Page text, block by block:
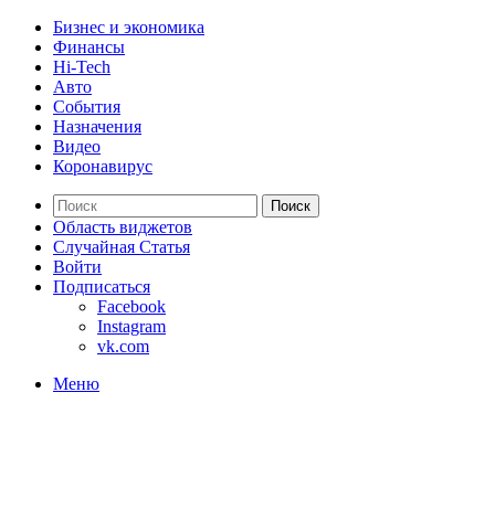
Бизнес и экономика
Финансы
Hi-Tech
Авто
События
Назначения
Видео
Коронавирус
Поиск
Область виджетов
Случайная Статья
Войти
Подписаться
Facebook
Instagram
vk.com
Меню